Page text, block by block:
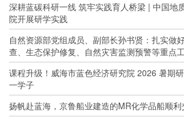
深耕蓝碳科研一线 筑牢实践育人桥梁 | 中国地
院开展研学实践
自然资源部党组成员、副部长孙书贤：扎实做
查、生态保护修复、自然灾害监测预警等重点
课程升级！威海市蓝色经济研究院 2026 暑期
一学子
扬帆赴蓝海，京鲁船业建造的MR化学品船顺利